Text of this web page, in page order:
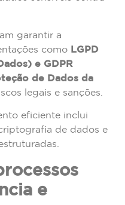
garantir a
como LGPD
e GDPR
de Dados da
legais e sanções.
eficiente inclui
de dados e
e